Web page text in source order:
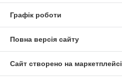
Графік роботи
Повна версія сайту
Сайт створено на маркетплейсі